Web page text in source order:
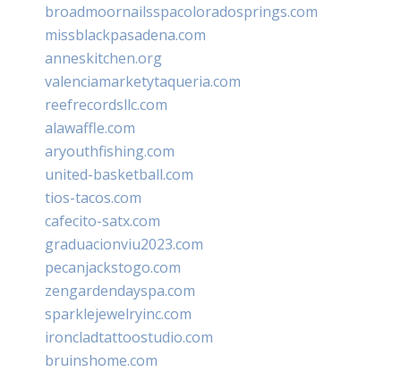
broadmoornailsspacoloradosprings.com
missblackpasadena.com
anneskitchen.org
valenciamarketytaqueria.com
reefrecordsllc.com
alawaffle.com
aryouthfishing.com
united-basketball.com
tios-tacos.com
cafecito-satx.com
graduacionviu2023.com
pecanjackstogo.com
zengardendayspa.com
sparklejewelryinc.com
ironcladtattoostudio.com
bruinshome.com